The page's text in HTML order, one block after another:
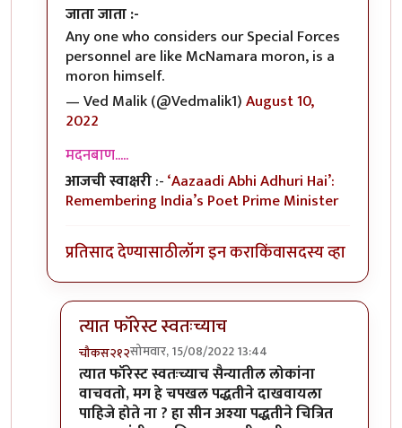
जाता जाता :-
Any one who considers our Special Forces
personnel are like McNamara moron, is a
moron himself.
— Ved Malik (@Vedmalik1)August 10,
2022
मदनबाण.....
आजची स्वाक्षरी:-‘Aazaadi Abhi Adhuri Hai’:
Remembering India’s Poet Prime Minister
प्रतिसाद देण्यासाठीलॉग इन कराकिंवासदस्य व्हा
त्यात फॉरेस्ट स्वतःच्याच
चौकस२१२सोमवार, 15/08/2022 13:44
In reply to@ चौकस२१२byमदनबाण
त्यात फॉरेस्ट स्वतःच्याच सैन्यातील लोकांना
वाचवतो, मग हे चपखल पद्धतीने दाखवायला
पाहिजे होते ना ? हा सीन अश्या पद्धतीने चित्रित